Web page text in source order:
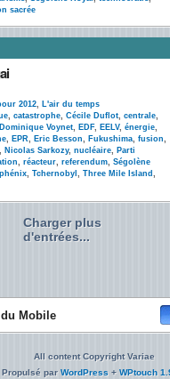
sacrée
2012, L'air du temps
, catastrophe, Cécile Duflot, centrale,
Dominique Voynet, EDF, EELV, énergie,
, EPR, Eric Besson, Fukushima, fusion,
, Nicolas Sarkozy, nucléaire, Parti
, réacteur, referendum, Ségolène
, Tchernobyl , Three Mile Island ,
Charger plus
d'entrées...
Mobile
All content Copyright Variae
Propulsé parWordPress + WPtouch